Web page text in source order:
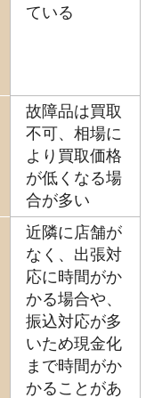
ている
故障品は買取
不可、相場に
より買取価格
が低くなる場
合が多い
近隣に店舗が
なく、出張対
応に時間がか
かる場合や、
振込対応が多
いため現金化
まで時間がか
かることがあ